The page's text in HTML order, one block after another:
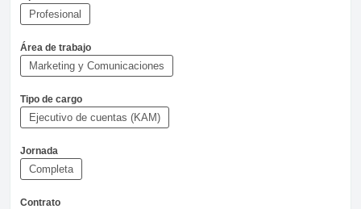
Profesional
Área de trabajo
Marketing y Comunicaciones
Tipo de cargo
Ejecutivo de cuentas (KAM)
Jornada
Completa
Contrato